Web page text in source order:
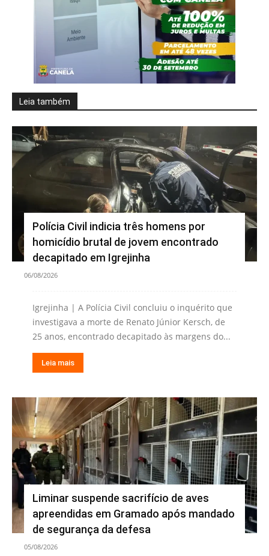
Leia também
Polícia Civil indicia três homens por
homicídio brutal de jovem encontrado
decapitado em Igrejinha
06/08/2026
Igrejinha | A Polícia Civil concluiu o inquérito que
investigava a morte de Renato Júnior Kersch, de
25 anos, encontrado decapitado às margens do...
Leia mais
Liminar suspende sacrifício de aves
apreendidas em Gramado após mandado
de segurança da defesa
05/08/2026